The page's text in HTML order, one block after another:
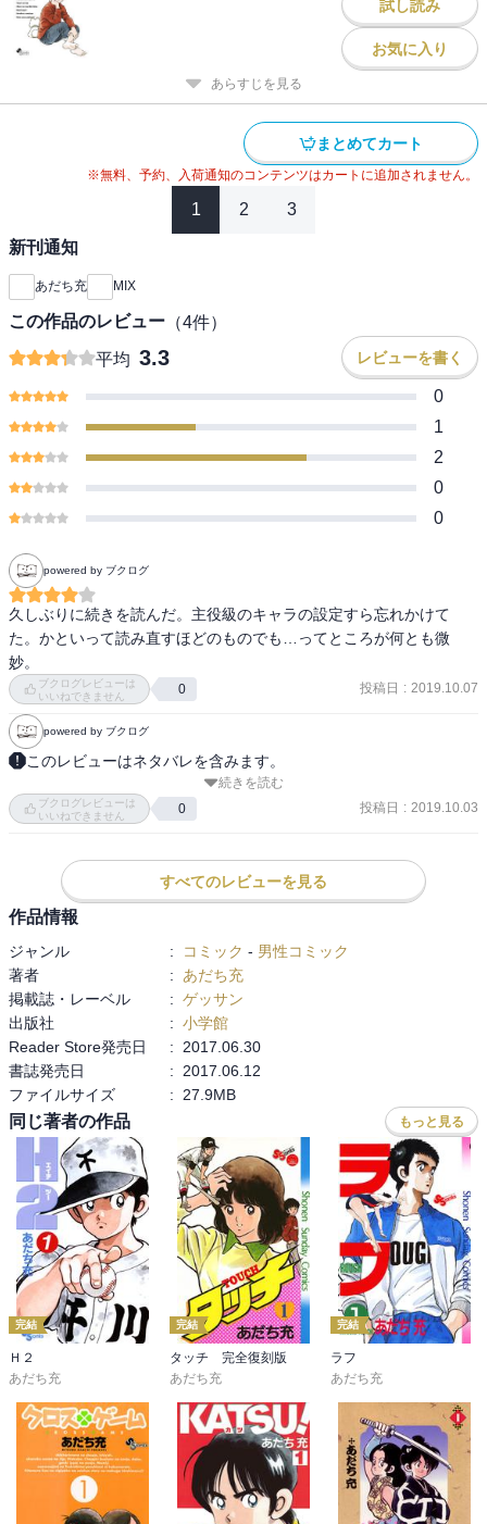
試し読み
お気に入り
あらすじを見る
まとめてカート
※無料、予約、入荷通知のコンテンツはカートに追加されません。
1 2 3
新刊通知
あだち充 MIX
この作品のレビュー （4件）
平均 3.3 レビューを書く
0
1
2
0
0
powered by ブクログ
久しぶりに続きを読んだ。主役級のキャラの設定すら忘れかけて
た。かといって読み直すほどのものでも…ってところが何とも微
妙。
ブクログレビューは
いいねできません
0 投稿日 : 2019.10.07
powered by ブクログ
このレビューはネタバレを含みます。
両投手譲らぬ東東京大会準決勝戦は、最後は明青のエース立花投馬
のエラーで、延長14回の激闘に幕を下ろした。そして夏が終わり、
に、投馬の野球人生に関わる、とある重要人物の存在が明らかに…
（Amazon紹介より）
続きを読む
ブクログレビューは
いいねできません
0 投稿日 : 2019.10.03
すべてのレビューを見る
作品情報
ジャンル : コミック - 男性コミック
著者
:
あだち充
掲載誌・レーベル
: ゲッサン
出版社
: 小学館
Reader Store発売日
:
2017.06.30
書誌発売日
:
2017.06.12
ファイルサイズ
: 27.9MB
同じ著者の作品 もっと見る
完結
Ｈ２
あだち充
完結
タッチ 完全復刻版
あだち充
完結
ラフ
あだち充